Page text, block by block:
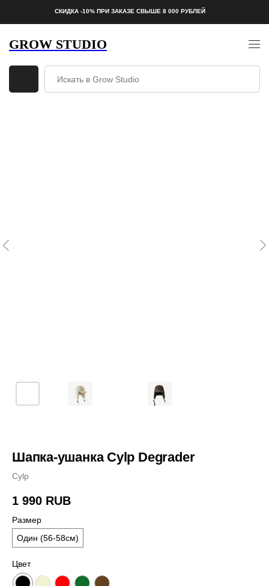
СКИДКА -10% ПРИ ЗАКАЗЕ СВЫШЕ 8 000 РУБЛЕЙ
GROW STUDIO
Шапка-ушанка Cylp Degrader
Cylp
1 990 RUB
Размер
Один (56-58см)
Цвет